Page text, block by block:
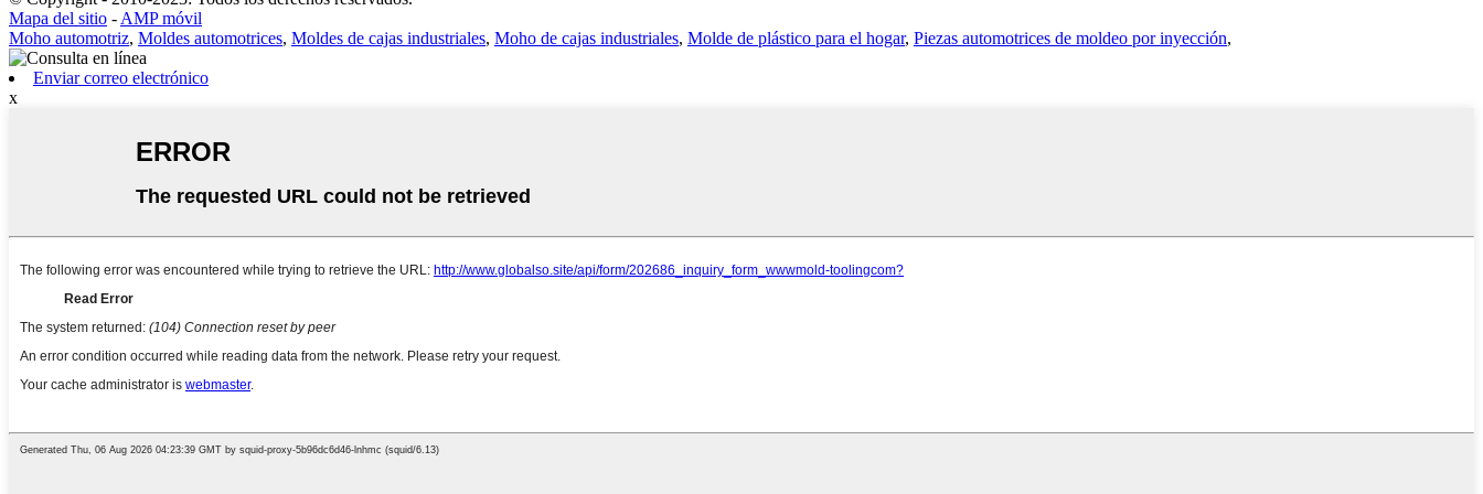
Mapa del sitio - AMP móvil
Moho automotriz, Moldes automotrices, Moldes de cajas industriales, Moho de cajas industriales, Molde de plástico para el hogar, Piezas automotrices de moldeo por inyección,
Enviar correo electrónico
x